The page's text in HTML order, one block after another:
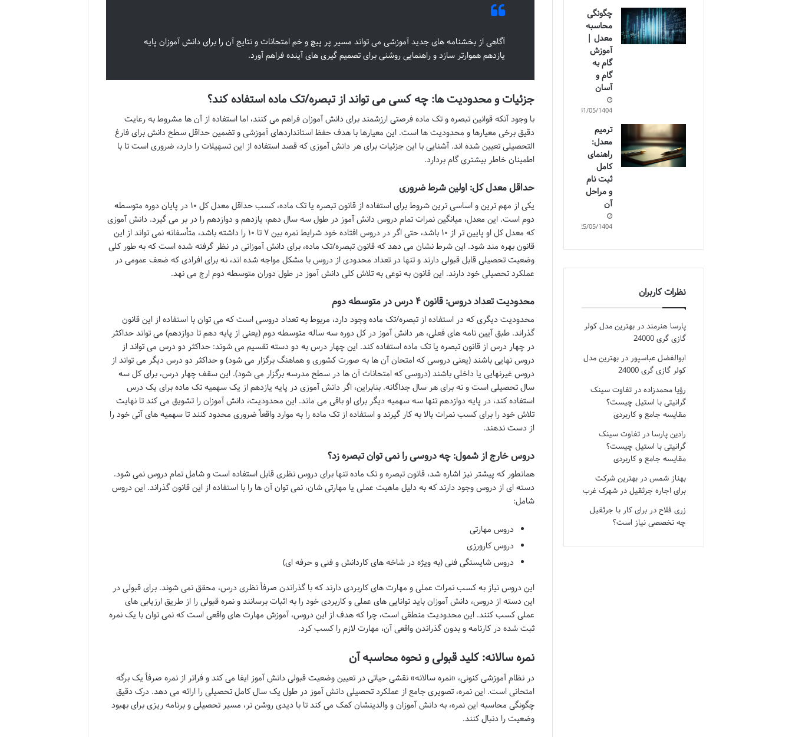
آگاهی از بخشنامه های جدید آموزشی می تواند مسیر پر پیچ و خم امتحانات و نتایج آن را برای دانش آموزان پایه
یازدهم هموارتر سازد و راهنمایی روشنی برای تصمیم گیری های آینده فراهم آورد.
جزئیات و محدودیت ها: چه کسی می تواند از تبصره/تک ماده استفاده کند؟
با وجود آنکه قوانین تبصره و تک ماده فرصتی ارزشمند برای دانش آموزان فراهم می کنند، اما استفاده از آن ها مشروط به رعایت
دقیق برخی معیارها و محدودیت ها است. این معیارها با هدف حفظ استانداردهای آموزشی و تضمین حداقل سطح دانش برای فارغ
التحصیلی تعیین شده اند. آشنایی با این جزئیات برای هر دانش آموزی که قصد استفاده از این تسهیلات را دارد، ضروری است تا با
اطمینان خاطر بیشتری گام بردارد.
حداقل معدل کل: اولین شرط ضروری
یکی از مهم ترین و اساسی ترین شروط برای استفاده از قانون تبصره یا تک ماده، کسب حداقل معدل کل ۱۰ در پایان دوره متوسطه
دوم است. این معدل، میانگین نمرات تمام دروس دانش آموز در طول سه سال دهم، یازدهم و دوازدهم را در بر می گیرد. دانش آموزی
که معدل کل او پایین تر از ۱۰ باشد، حتی اگر در دروس افتاده خود شرایط نمره بین ۷ تا ۱۰ را داشته باشد، متأسفانه نمی تواند از این
قانون بهره مند شود. این شرط نشان می دهد که قانون تبصره/تک ماده، برای دانش آموزانی در نظر گرفته شده است که به طور کلی
وضعیت تحصیلی قابل قبولی دارند و تنها در تعداد محدودی از دروس با مشکل مواجه شده اند، نه برای افرادی که ضعف عمومی در
عملکرد تحصیلی خود دارند. این قانون به نوعی به تلاش کلی دانش آموز در طول دوران متوسطه دوم ارج می نهد.
محدودیت تعداد دروس: قانون ۴ درس در متوسطه دوم
محدودیت دیگری که در استفاده از تبصره/تک ماده وجود دارد، مربوط به تعداد دروسی است که می توان با استفاده از این قانون
گذراند. طبق آیین نامه های فعلی، هر دانش آموز در کل دوره سه ساله متوسطه دوم (یعنی از پایه دهم تا دوازدهم) می تواند حداکثر
در چهار درس از قانون تبصره یا تک ماده استفاده کند. این چهار درس به دو دسته تقسیم می شوند: حداکثر دو درس می تواند از
دروس نهایی باشند (یعنی دروسی که امتحان آن ها به صورت کشوری و هماهنگ برگزار می شود) و حداکثر دو درس دیگر می تواند از
دروس غیرنهایی یا داخلی باشند (دروسی که امتحانات آن ها در سطح مدرسه برگزار می شود). این سقف چهار درس، برای کل سه
سال تحصیلی است و نه برای هر سال جداگانه. بنابراین، اگر دانش آموزی در پایه یازدهم از یک سهمیه تک ماده برای یک درس
استفاده کند، در پایه دوازدهم تنها سه سهمیه دیگر برای او باقی می ماند. این محدودیت، دانش آموزان را تشویق می کند تا نهایت
تلاش خود را برای کسب نمرات بالا به کار گیرند و استفاده از تک ماده را به موارد واقعاً ضروری محدود کنند تا سهمیه های آتی خود را
از دست ندهند.
دروس خارج از شمول: چه دروسی را نمی توان تبصره زد؟
همانطور که پیشتر نیز اشاره شد، قانون تبصره و تک ماده تنها برای دروس نظری قابل استفاده است و شامل تمام دروس نمی شود.
دسته ای از دروس وجود دارند که به دلیل ماهیت عملی یا مهارتی شان، نمی توان آن ها را با استفاده از این قانون گذراند. این دروس
شامل:
دروس مهارتی
دروس کارورزی
دروس شایستگی فنی (به ویژه در شاخه های کاردانش و فنی و حرفه ای)
این دروس نیاز به کسب نمرات عملی و مهارت های کاربردی دارند که با گذراندن صرفاً نظری درس، محقق نمی شوند. برای قبولی در
این دسته از دروس، دانش آموزان باید توانایی های عملی و کاربردی خود را به اثبات برسانند و نمره قبولی را از طریق ارزیابی های
عملی کسب کنند. این محدودیت منطقی است، چرا که هدف از این دروس، آموزش مهارت های واقعی است که نمی توان با یک نمره
ثبت شده در کارنامه و بدون گذراندن واقعی آن، مهارت لازم را کسب کرد.
نمره سالانه: کلید قبولی و نحوه محاسبه آن
در نظام آموزشی کنونی، «نمره سالانه» نقشی حیاتی در تعیین وضعیت قبولی دانش آموز ایفا می کند و فراتر از نمره صرفاً یک برگه
امتحانی است. این نمره، تصویری جامع از عملکرد تحصیلی دانش آموز در طول یک سال کامل تحصیلی را ارائه می دهد. درک دقیق
چگونگی محاسبه این نمره، به دانش آموزان و والدینشان کمک می کند تا با دیدی روشن تر، مسیر تحصیلی و برنامه ریزی برای بهبود
وضعیت را دنبال کنند.
چگونگی
محاسبه
معدل |
آموزش
گام به
گام و
آسان
31/05/1404
ترمیم
معدل:
راهنمای
کامل
ثبت نام
و مراحل
آن
25/05/1404
نظرات کاربران
پارسا هنرمند دربهترین مدل کولر
گازی گری 24000
ابوالفضل عباسپور دربهترین مدل
کولر گازی گری 24000
رؤیا محمدزاده درتفاوت سینک
گرانیتی با استیل چیست؟
مقایسه جامع و کاربردی
رادین پارسا درتفاوت سینک
گرانیتی با استیل چیست؟
مقایسه جامع و کاربردی
بهناز شمس دربهترین شرکت
برای اجاره جرثقیل در شهرک غرب
زری فلاح دربرای کار با جرثقیل
چه تخصصی نیاز است؟